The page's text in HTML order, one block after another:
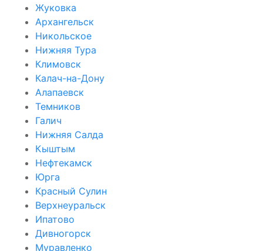
Жуковка
Архангельск
Никольское
Нижняя Тура
Климовск
Калач-на-Дону
Алапаевск
Темников
Галич
Нижняя Салда
Кыштым
Нефтекамск
Юрга
Красный Сулин
Верхнеуральск
Ипатово
Дивногорск
Муравленко